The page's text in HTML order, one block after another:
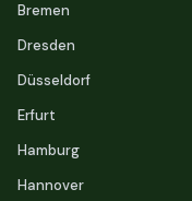
Bremen
Dresden
Düsseldorf
Erfurt
Hamburg
Hannover